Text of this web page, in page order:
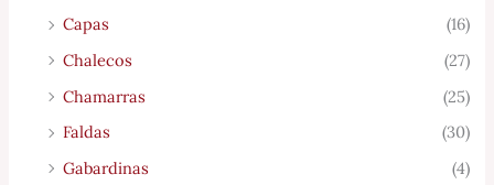
Capas
(16)
Chalecos
(27)
Chamarras
(25)
Faldas
(30)
Gabardinas
(4)